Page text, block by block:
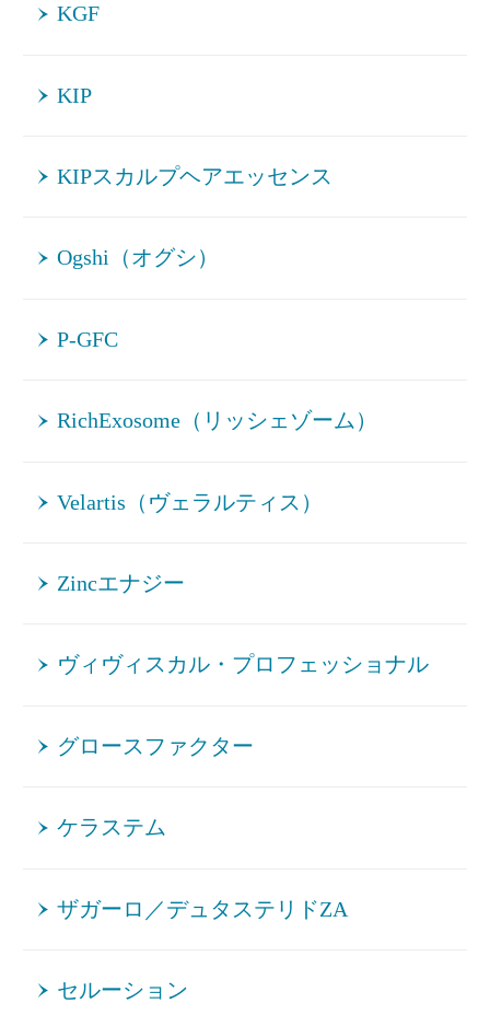
KGF
KIP
KIPスカルプヘアエッセンス
Ogshi（オグシ）
P-GFC
RichExosome（リッシェゾーム）
Velartis（ヴェラルティス）
Zincエナジー
ヴィヴィスカル・プロフェッショナル
グロースファクター
ケラステム
ザガーロ／デュタステリドZA
セルーション